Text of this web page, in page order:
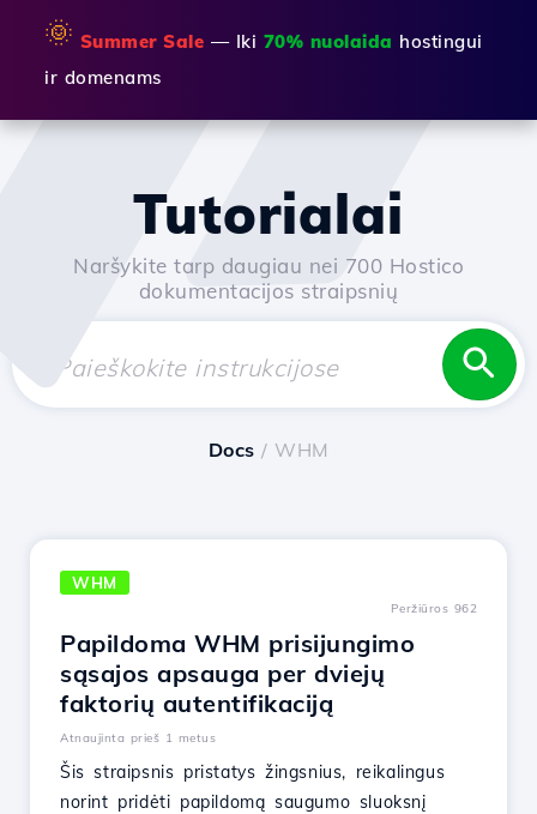
🌞 Summer Sale — Iki 70% nuolaida hostingui
ir domenams
Tutorialai
Naršykite tarp daugiau nei 700 Hostico
dokumentacijos straipsnių
Docs / WHM
WHM
Peržiūros 962
Papildoma WHM prisijungimo
sąsajos apsauga per dviejų
faktorių autentifikaciją
Atnaujinta prieš 1 metus
Šis straipsnis pristatys žingsnius, reikalingus
norint pridėti papildomą saugumo sluoksnį